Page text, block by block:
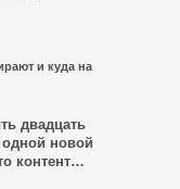
и куда на
двадцать
новой
контент
выходят